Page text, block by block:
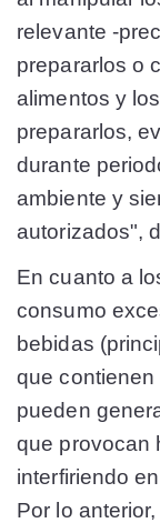
relevante -
prepararlos o
alimentos y
prepararlos,
durante
ambiente y
autorizados",
En cuanto a
consumo
bebidas
que contienen
pueden
que provocan
interfiriendo
Por lo